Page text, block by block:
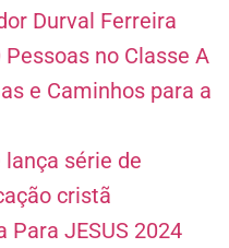
Durval Ferreira
no Classe A
e Caminhos para a
série de
cristã
Para JESUS 2024